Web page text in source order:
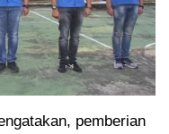
pemberian